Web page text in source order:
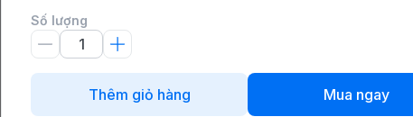
Số lượng
Thêm giỏ hàng Mua ngay